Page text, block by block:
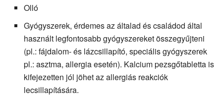
Olló
Gyógyszerek, érdemes az általad és családod által
használt legfontosabb gyógyszereket összegyűjteni
(pl.: fájdalom- és lázcsillapító, speciális gyógyszerek
pl.: asztma, allergia esetén). Kalcium pezsgőtabletta is
kifejezetten jól jöhet az allergiás reakciók
lecsillapítására.